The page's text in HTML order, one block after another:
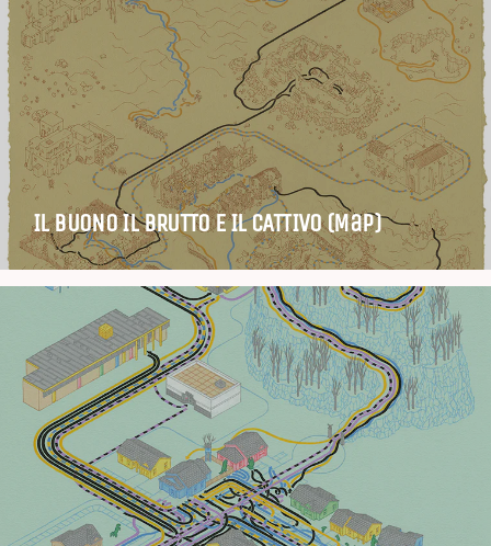
IL BUONO IL BRUTTO E IL CATTIVO (Map)